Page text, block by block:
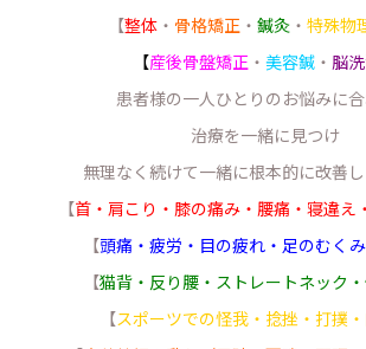
【整体 ・ 骨格矯正 ・ 鍼灸 ・ 特殊物
【産後骨盤矯正 ・ 美容鍼 ・ 脳
患者様の一人ひとりのお悩みに
治療を一緒に見つけ
無理なく続けて一緒に根本的に改善し
【首・肩こり・膝の痛み・腰痛・寝違え
【頭痛・疲労・目の疲れ・足のむく
【猫背・反り腰・ストレートネック
【スポーツでの怪我・捻挫・打撲